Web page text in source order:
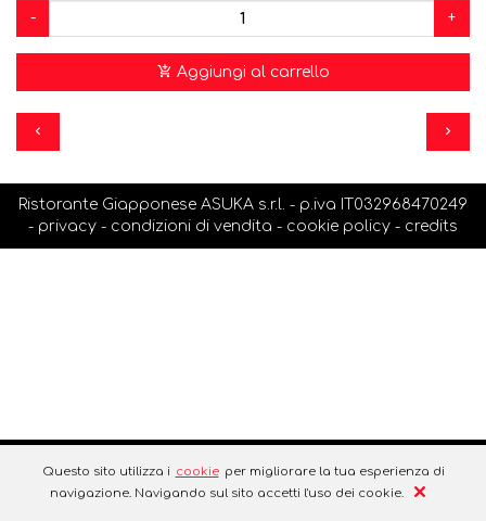
- +
Aggiungi al carrello
Ristorante Giapponese ASUKA s.r.l. - p.iva IT032968470249
- privacy - condizioni di vendita - cookie policy - credits
Questo sito utilizza i cookie per migliorare la tua esperienza di
navigazione. Navigando sul sito accetti l'uso dei cookie.